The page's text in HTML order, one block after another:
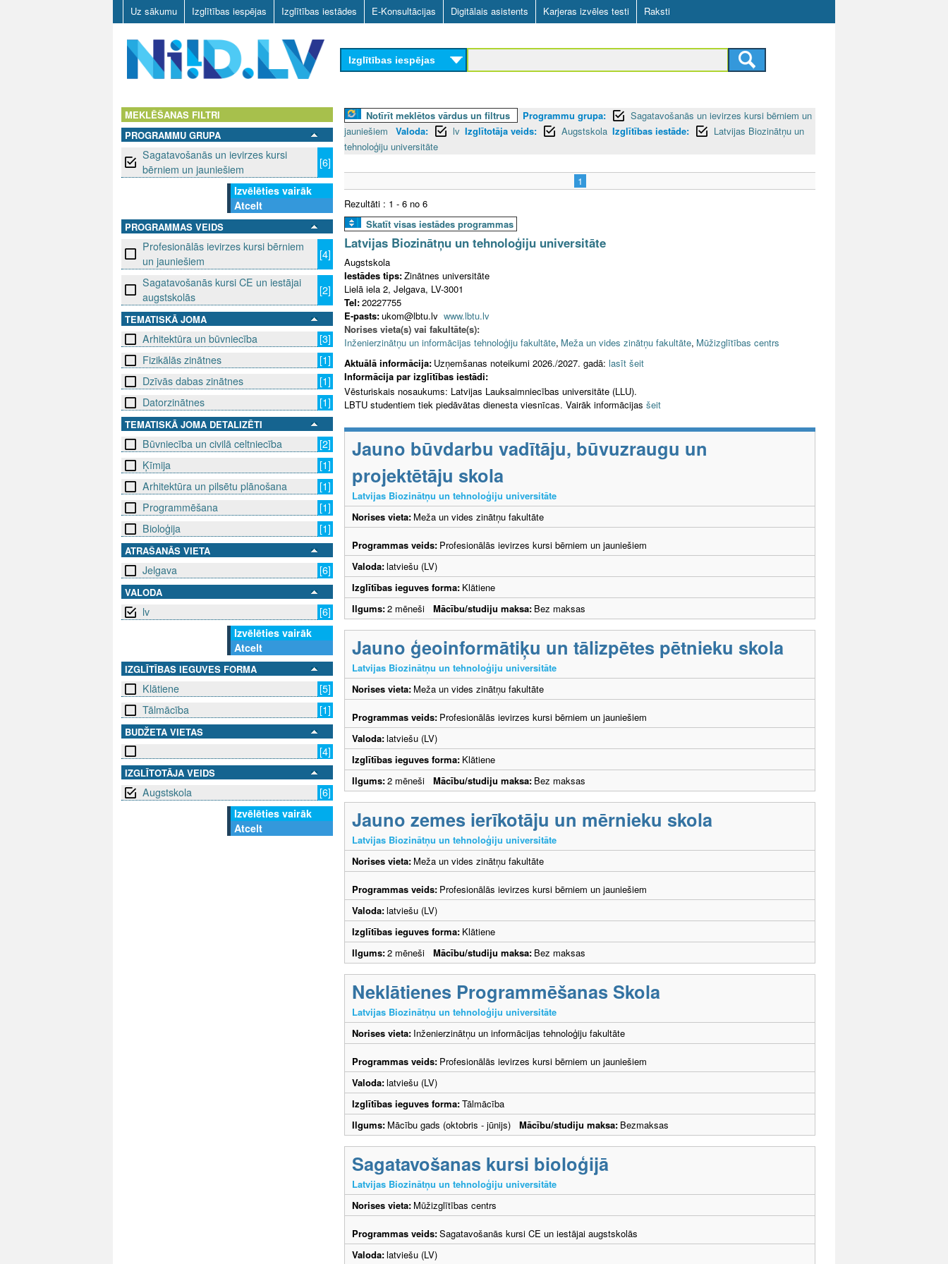
Skip
to
main
content
Uz sākumu Izglītības iespējas Izglītības iestādes E-Konsultācijas Digitālais asistents Karjeras izvēles testi Raksti
D
L
Izglītības iespējas
MEKLĒŠANAS FILTRI
PROGRAMMU GRUPA
Sagatavošanās un ievirzes kursi
bērniem un jauniešiem
[6]
Izvēlēties vairāk
Atcelt
PROGRAMMAS VEIDS
Profesionālās ievirzes kursi bērniem
un jauniešiem
[4]
Sagatavošanās kursi CE un iestājai
augstskolās
[2]
TEMATISKĀ JOMA
Arhitektūra un būvniecība
[3]
Fizikālās zinātnes
[1]
Dzīvās dabas zinātnes
[1]
Datorzinātnes
[1]
TEMATISKĀ JOMA DETALIZĒTI
Būvniecība un civilā celtniecība
[2]
Ķīmija
[1]
Arhitektūra un pilsētu plānošana
[1]
Programmēšana
[1]
Bioloģija
[1]
ATRAŠANĀS VIETA
Jelgava [6]
VALODA
lv
[6]
Izvēlēties vairāk
Atcelt
IZGLĪTĪBAS IEGUVES FORMA
Klātiene
[5]
Tālmācība
[1]
BUDŽETA VIETAS
[4]
IZGLĪTOTĀJA VEIDS
Augstskola
[6]
Izvēlēties vairāk
Atcelt
Notīrīt meklētos vārdus un filtrus Programmu grupa:
Sagatavošanās un ievirzes kursi bērniem un
jauniešiem
Valoda: lv Izglītotāja veids: Augstskola Izglītības iestāde:
Latvijas Biozinātņu un
tehnoloģiju universitāte
1
Rezultāti : 1 - 6 no 6
Skatīt visas iestādes programmas
Latvijas Biozinātņu un tehnoloģiju universitāte
Augstskola
Iestādes tips:Zinātnes universitāte
Lielā iela 2, Jelgava, LV-3001
Tel:20227755
E-pasts:ukom@lbtu.lv www.lbtu.lv
Norises vieta(s) vai fakultāte(s):
Inženierzinātņu un informācijas tehnoloģiju fakultāte, Meža un vides zinātņu fakultāte, Mūžizglītības centrs
Aktuālā informācija: Uzņemšanas noteikumi 2026./2027. gadā: lasīt šeit
Informācija par izglītības iestādi:
Vēsturiskais nosaukums: Latvijas Lauksaimniecības universitāte (LLU).
LBTU studentiem tiek piedāvātas dienesta viesnīcas. Vairāk informācijas šeit
Jauno būvdarbu vadītāju, būvuzraugu un
projektētāju skola
Latvijas Biozinātņu un tehnoloģiju universitāte
Norises vieta: Meža un vides zinātņu fakultāte
Programmas veids: Profesionālās ievirzes kursi bērniem un jauniešiem
Valoda:latviešu (LV)
Izglītības ieguves forma: Klātiene
Ilgums:2 mēneši Mācību/studiju maksa: Bez maksas
Jauno ģeoinformātiķu un tālizpētes pētnieku skola
Latvijas Biozinātņu un tehnoloģiju universitāte
Norises vieta: Meža un vides zinātņu fakultāte
Programmas veids: Profesionālās ievirzes kursi bērniem un jauniešiem
Valoda:latviešu (LV)
Izglītības ieguves forma: Klātiene
Ilgums:2 mēneši Mācību/studiju maksa: Bez maksas
Jauno zemes ierīkotāju un mērnieku skola
Latvijas Biozinātņu un tehnoloģiju universitāte
Norises vieta: Meža un vides zinātņu fakultāte
Programmas veids: Profesionālās ievirzes kursi bērniem un jauniešiem
Valoda:latviešu (LV)
Izglītības ieguves forma: Klātiene
Ilgums:2 mēneši Mācību/studiju maksa: Bez maksas
Neklātienes Programmēšanas Skola
Latvijas Biozinātņu un tehnoloģiju universitāte
Norises vieta: Inženierzinātņu un informācijas tehnoloģiju fakultāte
Programmas veids: Profesionālās ievirzes kursi bērniem un jauniešiem
Valoda:latviešu (LV)
Izglītības ieguves forma:Tālmācība
Ilgums: Mācību gads (oktobris - jūnijs) Mācību/studiju maksa: Bezmaksas
Sagatavošanas kursi bioloģijā
Latvijas Biozinātņu un tehnoloģiju universitāte
Norises vieta: Mūžizglītības centrs
Programmas veids:Sagatavošanās kursi CE un iestājai augstskolās
Valoda:latviešu (LV)